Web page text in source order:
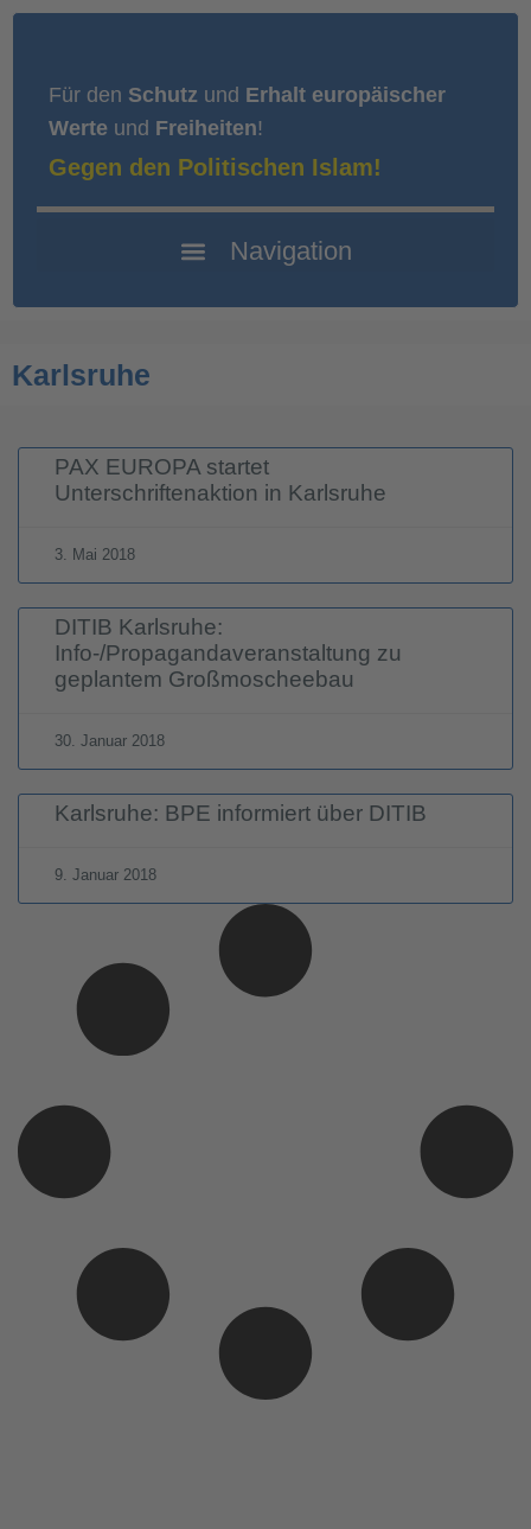
Für den Schutz und Erhalt europäischer
Werte und Freiheiten!
Gegen den Politischen Islam!
Karlsruhe
PAX EUROPA startet
Unterschriftenaktion in Karlsruhe
3. Mai 2018
DITIB Karlsruhe:
Info-/Propagandaveranstaltung zu
geplantem Großmoscheebau
30. Januar 2018
Karlsruhe: BPE informiert über DITIB
9. Januar 2018